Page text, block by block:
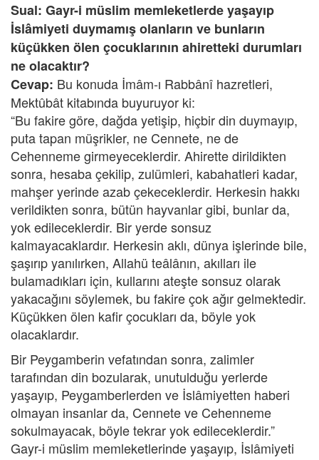
Sual: Gayr-i müslim memleketlerde yaşayıp
İslâmiyeti duymamış olanların ve bunların
küçükken ölen çocuklarının ahiretteki durumları
ne olacaktır?
Cevap: Bu konuda İmâm-ı Rabbânî hazretleri,
Mektûbât kitabında buyuruyor ki:
“Bu fakire göre, dağda yetişip, hiçbir din duymayıp,
puta tapan müşrikler, ne Cennete, ne de
Cehenneme girmeyeceklerdir. Ahirette dirildikten
sonra, hesaba çekilip, zulümleri, kabahatleri kadar,
mahşer yerinde azab çekeceklerdir. Herkesin hakkı
verildikten sonra, bütün hayvanlar gibi, bunlar da,
yok edileceklerdir. Bir yerde sonsuz
kalmayacaklardır. Herkesin aklı, dünya işlerinde bile,
şaşırıp yanılırken, Allahü teâlânın, akılları ile
bulamadıkları için, kullarını ateşte sonsuz olarak
yakacağını söylemek, bu fakire çok ağır gelmektedir.
Küçükken ölen kafir çocukları da, böyle yok
olacaklardır.
Bir Peygamberin vefatından sonra, zalimler
tarafından din bozularak, unutulduğu yerlerde
yaşayıp, Peygamberlerden ve İslâmiyetten haberi
olmayan insanlar da, Cennete ve Cehenneme
sokulmayacak, böyle tekrar yok edileceklerdir.”
Gayr-i müslim memleketlerinde yaşayıp, İslâmiyeti